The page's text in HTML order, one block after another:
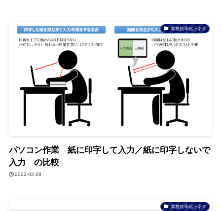
業務効率化小ネタ
パソコン作業 紙に印字して入力／紙に印字しないで
入力 の比較
2022-02-28
業務効率化小ネタ